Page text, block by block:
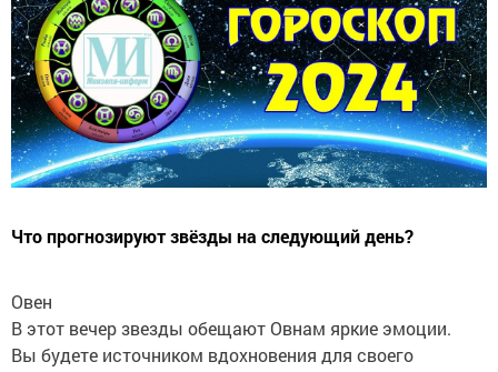
Что прогнозируют звёзды на следующий день?
Овен
В этот вечер звезды обещают Овнам яркие эмоции.
Вы будете источником вдохновения для своего